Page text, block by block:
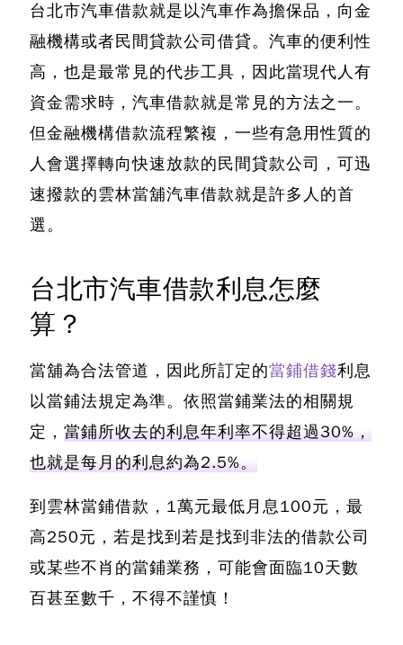
台北市汽車借款就是以汽車作為擔保品，向金
融機構或者民間貸款公司借貸。汽車的便利性
高，也是最常見的代步工具，因此當現代人有
資金需求時，汽車借款就是常見的方法之一。
但金融機構借款流程繁複，一些有急用性質的
人會選擇轉向快速放款的民間貸款公司，可迅
速撥款的雲林當舖汽車借款就是許多人的首
選。
台北市汽車借款利息怎麼
算？
當舖為合法管道，因此所訂定的當鋪借錢利息
以當鋪法規定為準。依照當鋪業法的相關規
定， 當鋪所收去的利息年利率不得超過30%，
也就是每月的利息約為2.5%。
到雲林當鋪借款，1萬元最低月息100元，最
高250元，若是找到若是找到非法的借款公司
或某些不肖的當鋪業務，可能會面臨10天數
百甚至數千，不得不謹慎！